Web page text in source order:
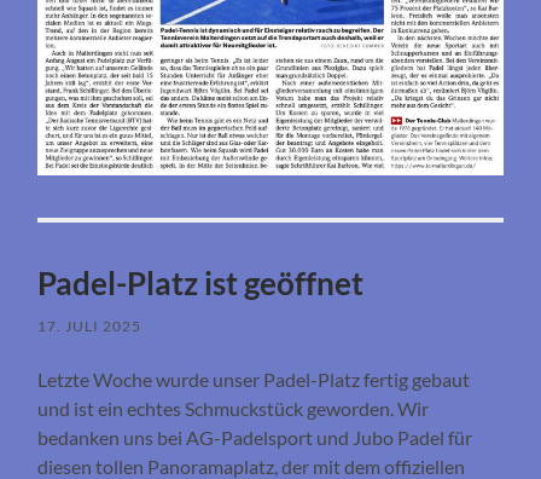
Padel-Platz ist geöffnet
17. JULI 2025
Letzte Woche wurde unser Padel-Platz fertig gebaut
und ist ein echtes Schmuckstück geworden. Wir
bedanken uns bei AG-Padelsport und Jubo Padel für
diesen tollen Panoramaplatz, der mit dem offiziellen